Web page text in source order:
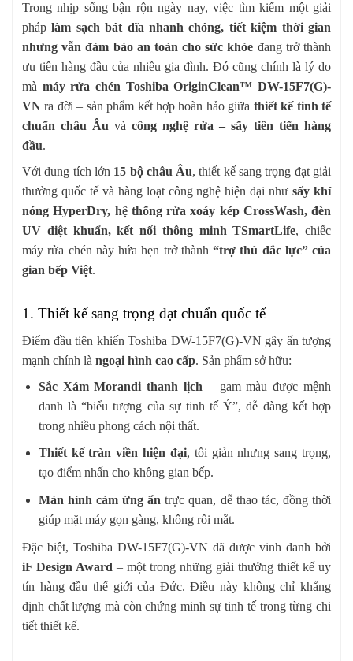
Trong nhịp sống bận rộn ngày nay, việc tìm kiếm một giải
pháplàm sạch bát đĩa nhanh chóng, tiết kiệm thời gian
nhưng vẫn đảm bảo an toàn cho sức khỏe đang trở thành
ưu tiên hàng đầu của nhiều gia đình. Đó cũng chính là lý do
mà máy rửa chén Toshiba OriginClean™ DW-15F7(G)-
VN ra đời – sản phẩm kết hợp hoàn hảo giữa thiết kế tinh tế
chuẩn châu Âu và công nghệ rửa – sấy tiên tiến hàng
đầu.
Với dung tích lớn 15 bộ châu Âu, thiết kế sang trọng đạt giải
thưởng quốc tế và hàng loạt công nghệ hiện đại nhưsấy khí
nóng HyperDry, hệ thống rửa xoáy kép CrossWash, đèn
UV diệt khuẩn, kết nối thông minh TSmartLife, chiếc
máy rửa chén này hứa hẹn trở thành “trợ thủ đắc lực” của
gian bếp Việt.
1. Thiết kế sang trọng đạt chuẩn quốc tế
Điểm đầu tiên khiến Toshiba DW-15F7(G)-VN gây ấn tượng
mạnh chính là ngoại hình cao cấp. Sản phẩm sở hữu:
Sắc Xám Morandi thanh lịch – gam màu được mệnh
danh là “biểu tượng của sự tinh tế Ý”, dễ dàng kết hợp
trong nhiều phong cách nội thất.
Thiết kế tràn viền hiện đại, tối giản nhưng sang trọng,
tạo điểm nhấn cho không gian bếp.
Màn hình cảm ứng ẩn trực quan, dễ thao tác, đồng thời
giúp mặt máy gọn gàng, không rối mắt.
Đặc biệt, Toshiba DW-15F7(G)-VN đã được vinh danh bởi
iF Design Award – một trong những giải thưởng thiết kế uy
tín hàng đầu thế giới của Đức. Điều này không chỉ khẳng
định chất lượng mà còn chứng minh sự tinh tế trong từng chi
tiết thiết kế.